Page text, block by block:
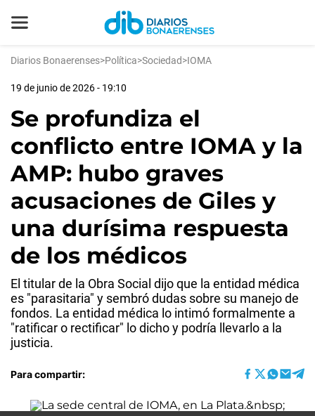
Diarios Bonaerenses>Política>Sociedad>IOMA
19 de junio de 2026 - 19:10
Se profundiza el
conflicto entre IOMA y la
AMP: hubo graves
acusaciones de Giles y
una durísima respuesta
de los médicos
El titular de la Obra Social dijo que la entidad médica
es "parasitaria" y sembró dudas sobre su manejo de
fondos. La entidad médica lo intimó formalmente a
"ratificar o rectificar" lo dicho y podría llevarlo a la
justicia.
Para compartir: